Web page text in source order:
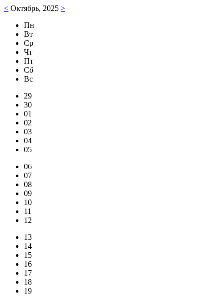
< Октябрь, 2025 >
Пн
Вт
Ср
Чт
Пт
Сб
Вс
29
30
01
02
03
04
05
06
07
08
09
10
11
12
13
14
15
16
17
18
19